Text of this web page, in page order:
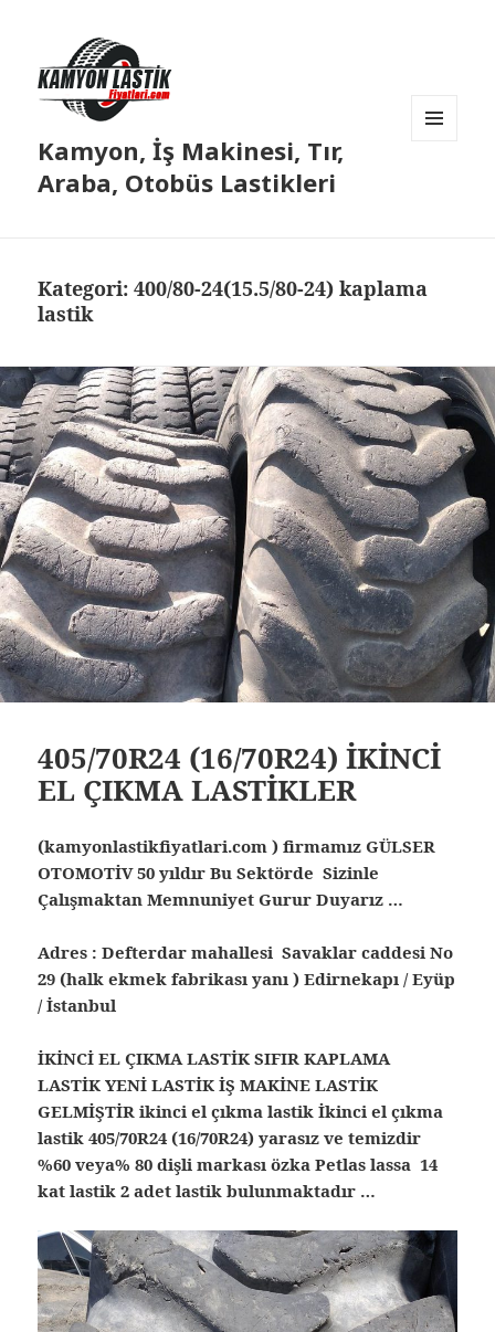
Kamyon, İş Makinesi, Tır,
Araba, Otobüs Lastikleri
Kategori:400/80-24(15.5/80-24) kaplama
lastik
405/70R24 (16/70R24) İKİNCİ
EL ÇIKMA LASTİKLER
(kamyonlastikfiyatlari.com ) firmamız GÜLSER
OTOMOTİV 50 yıldır Bu Sektörde Sizinle
Çalışmaktan Memnuniyet Gurur Duyarız …
Adres : Defterdar mahallesi Savaklar caddesi No
29 (halk ekmek fabrikası yanı ) Edirnekapı / Eyüp
/ İstanbul
İKİNCİ EL ÇIKMA LASTİK SIFIR KAPLAMA
LASTİK YENİ LASTİK İŞ MAKİNE LASTİK
GELMİŞTİR ikinci el çıkma lastik İkinci el çıkma
lastik 405/70R24 (16/70R24) yarasız ve temizdir
%60 veya% 80 dişli markası özka Petlas lassa 14
kat lastik 2 adet lastik bulunmaktadır …